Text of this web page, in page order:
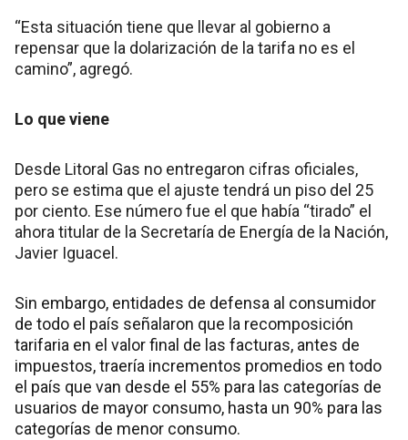
“Esta situación tiene que llevar al gobierno a
repensar que la dolarización de la tarifa no es el
camino”, agregó.
Lo que viene
Desde Litoral Gas no entregaron cifras oficiales,
pero se estima que el ajuste tendrá un piso del 25
por ciento. Ese número fue el que había “tirado” el
ahora titular de la Secretaría de Energía de la Nación,
Javier Iguacel.
Sin embargo, entidades de defensa al consumidor
de todo el país señalaron que la recomposición
tarifaria en el valor final de las facturas, antes de
impuestos, traería incrementos promedios en todo
el país que van desde el 55% para las categorías de
usuarios de mayor consumo, hasta un 90% para las
categorías de menor consumo.